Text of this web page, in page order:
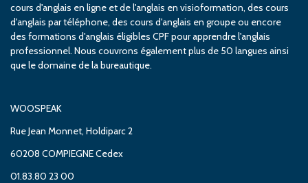
cours d'anglais en ligne et de l'anglais en visioformation, des cours
d'anglais par téléphone, des cours d'anglais en groupe ou encore
des formations d'anglais éligibles CPF pour apprendre l'anglais
professionnel. Nous couvrons également plus de 50 langues ainsi
que le domaine de la bureautique.
WOOSPEAK
Rue Jean Monnet, Holdiparc 2
60208 COMPIEGNE Cedex
01.83.80 23 00